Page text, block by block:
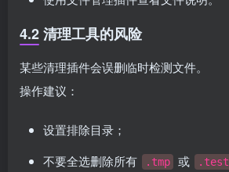
4.2 清理工具的风险
某些清理插件会误删临时检测文件。
操作建议：
设置排除目录；
不要全选删除所有
.tmp 或 .test